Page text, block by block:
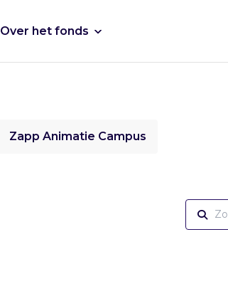
Over het fonds
Zapp Animatie Campus